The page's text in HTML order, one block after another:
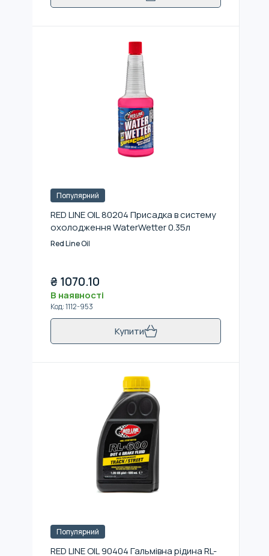
Популярний
RED LINE OIL 80204 Присадка в систему
охолодження WaterWetter 0.35л
Red Line Oil
₴ 1070.10
В наявності
Код:1112-953
Купити
Популярний
RED LINE OIL 90404 Гальмівна рідина RL-